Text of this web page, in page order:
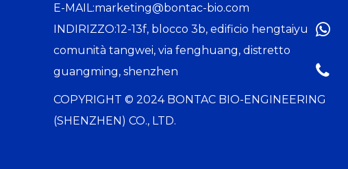
E-MAIL:marketing@bontac-bio.com
INDIRIZZO:12-13f, blocco 3b, edificio hengtaiyu,
comunità tangwei, via fenghuang, distretto
guangming, shenzhen
COPYRIGHT © 2024 BONTAC BIO-ENGINEERING
(SHENZHEN) CO., LTD.